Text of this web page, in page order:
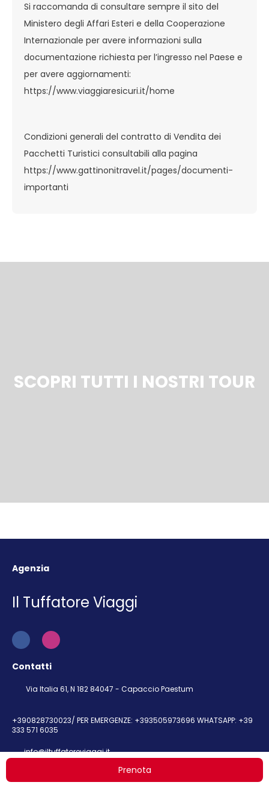
Prenota
Si raccomanda di consultare sempre il sito del
Ministero degli Affari Esteri e della Cooperazione
Internazionale per avere informazioni sulla
documentazione richiesta per l’ingresso nel Paese e
per avere aggiornamenti:
https://www.viaggiaresicuri.it/home
Condizioni generali del contratto di Vendita dei
Pacchetti Turistici consultabili alla pagina
https://www.gattinonitravel.it/pages/documenti-
importanti
SCOPRI TUTTI I NOSTRI TOUR
Agenzia
Il Tuffatore Viaggi
Contatti
Via Italia 61, N 182 84047 - Capaccio Paestum
+390828730023/ PER EMERGENZE: +393505973696 WHATSAPP: +39
333 571 6035
info@iltuffatoreviaggi.it